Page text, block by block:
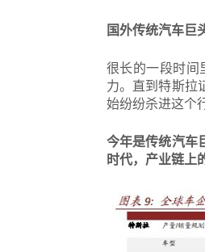
国外传统汽车巨
很长的一段时间
力。直到特斯拉
始纷纷杀进这个
今年是传统汽车
时代，产业链上